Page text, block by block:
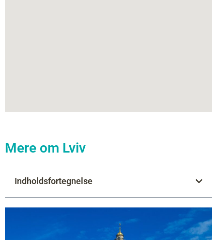
Mere om Lviv
Indholdsfortegnelse